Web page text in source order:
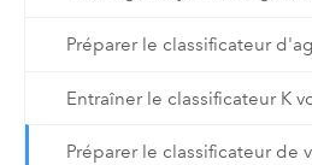
Préparer le classificateur
Entraîner le classificateur K
Préparer le classificateur de